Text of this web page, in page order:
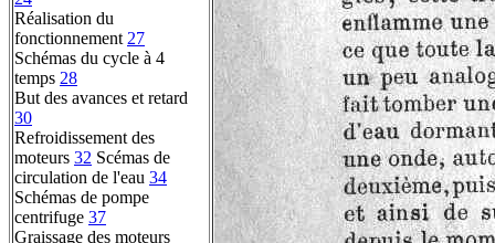
Réalisation du
fonctionnement 27
Schémas du cycle à 4
temps 28
But des avances et retard
30
Refroidissement des
moteurs 32 Scémas de
circulation de l'eau 34
Schémas de pompe
centrifuge 37
Graissage des moteurs